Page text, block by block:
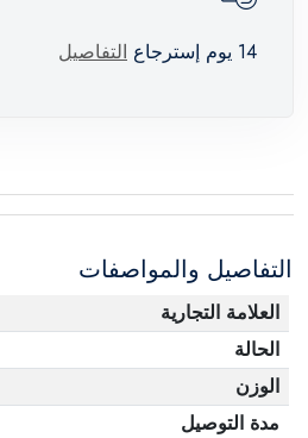
14 يوم إسترجاع التفاصيل
التفاصيل والمواصفات
العلامة التجارية
الحالة
الوزن
مدة التوصيل